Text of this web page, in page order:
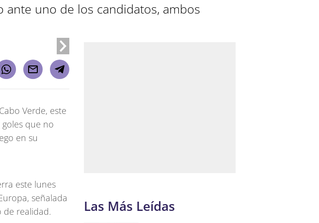
uno de los candidatos, ambos
Verde, este
que no
en su
este lunes
señalada
de realidad.
Las Más Leídas